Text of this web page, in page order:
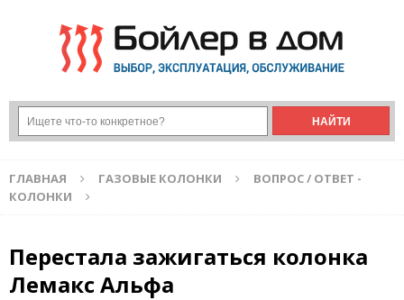
ГЛАВНАЯ ГАЗОВЫЕ КОЛОНКИ
ВОПРОС / ОТВЕТ -
КОЛОНКИ
Перестала зажигаться колонка
Лемакс Альфа